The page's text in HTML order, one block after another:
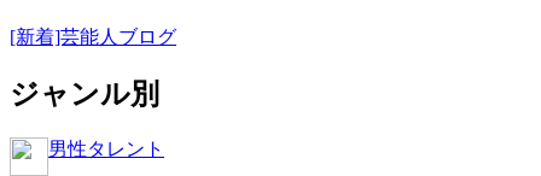
[新着]芸能人ブログ
ジャンル別
男性タレント